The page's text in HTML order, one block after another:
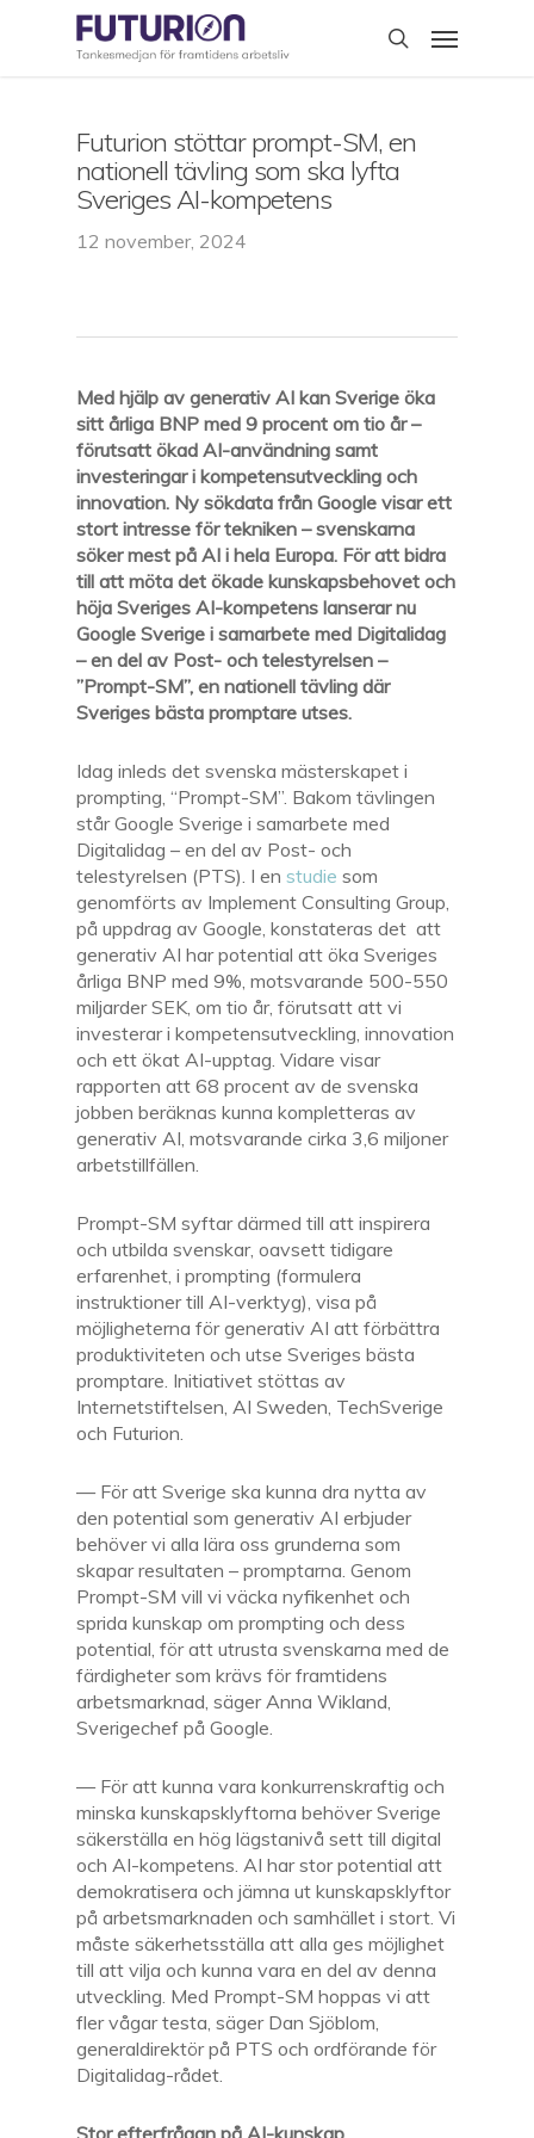
search
Menu
Futurion stöttar prompt-SM, en
nationell tävling som ska lyfta
Sveriges AI-kompetens
12 november, 2024
Med hjälp av generativ AI kan Sverige öka
sitt årliga BNP med 9 procent om tio år –
förutsatt ökad AI-användning samt
investeringar i kompetensutveckling och
innovation. Ny sökdata från Google visar ett
stort intresse för tekniken – svenskarna
söker mest på AI i hela Europa. För att bidra
till att möta det ökade kunskapsbehovet och
höja Sveriges AI-kompetens lanserar nu
Google Sverige i samarbete med Digitalidag
– en del av Post- och telestyrelsen –
”Prompt-SM”, en nationell tävling där
Sveriges bästa promptare utses.
Idag inleds det svenska mästerskapet i
prompting, “Prompt-SM”. Bakom tävlingen
står Google Sverige i samarbete med
Digitalidag – en del av Post- och
telestyrelsen (PTS). I en studie som
genomförts av Implement Consulting Group,
på uppdrag av Google, konstateras det att
generativ AI har potential att öka Sveriges
årliga BNP med 9%, motsvarande 500-550
miljarder SEK, om tio år, förutsatt att vi
investerar i kompetensutveckling, innovation
och ett ökat AI-upptag. Vidare visar
rapporten att 68 procent av de svenska
jobben beräknas kunna kompletteras av
generativ AI, motsvarande cirka 3,6 miljoner
arbetstillfällen.
Prompt-SM syftar därmed till att inspirera
och utbilda svenskar, oavsett tidigare
erfarenhet, i prompting (formulera
instruktioner till AI-verktyg), visa på
möjligheterna för generativ AI att förbättra
produktiviteten och utse Sveriges bästa
promptare. Initiativet stöttas av
Internetstiftelsen, AI Sweden, TechSverige
och Futurion.
— För att Sverige ska kunna dra nytta av
den potential som generativ AI erbjuder
behöver vi alla lära oss grunderna som
skapar resultaten – promptarna. Genom
Prompt-SM vill vi väcka nyfikenhet och
sprida kunskap om prompting och dess
potential, för att utrusta svenskarna med de
färdigheter som krävs för framtidens
arbetsmarknad, säger Anna Wikland,
Sverigechef på Google.
— För att kunna vara konkurrenskraftig och
minska kunskapsklyftorna behöver Sverige
säkerställa en hög lägstanivå sett till digital
och AI-kompetens. AI har stor potential att
demokratisera och jämna ut kunskapsklyftor
på arbetsmarknaden och samhället i stort. Vi
måste säkerhetsställa att alla ges möjlighet
till att vilja och kunna vara en del av denna
utveckling. Med Prompt-SM hoppas vi att
fler vågar testa, säger Dan Sjöblom,
generaldirektör på PTS och ordförande för
Digitalidag-rådet.
Stor efterfrågan på AI-kunskap